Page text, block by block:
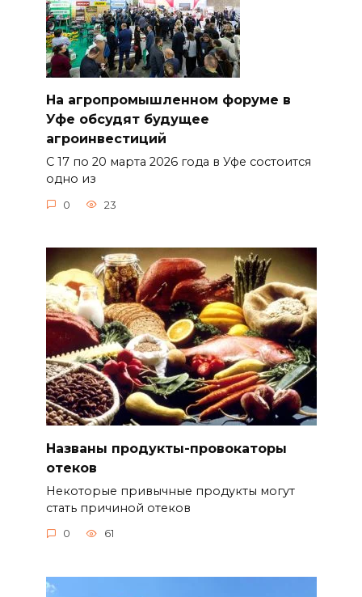
На агропромышленном форуме в
Уфе обсудят будущее
агроинвестиций
С 17 по 20 марта 2026 года в Уфе состоится
одно из
0 23
Названы продукты-провокаторы
отеков
Некоторые привычные продукты могут
стать причиной отеков
0 61